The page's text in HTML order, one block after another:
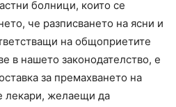
болници, които се
че разписването на ясни и
на общоприетите
в нашето законодателство, е
за премахването на
лекари, желаещи да